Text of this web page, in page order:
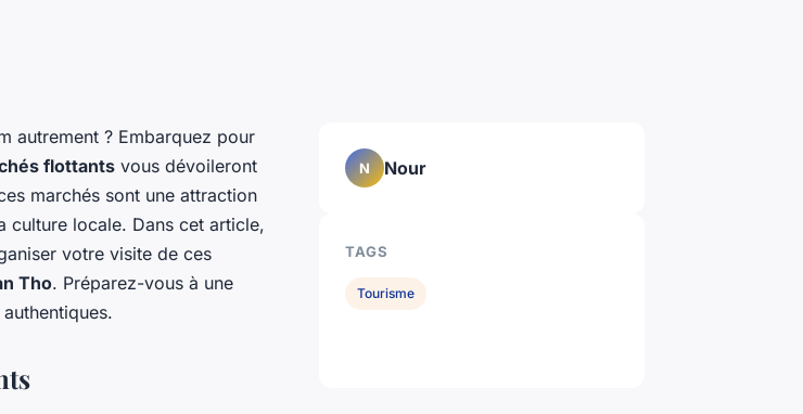
autrement ? Embarquez pour
flottants vous dévoileront
marchés sont une attraction
culture locale. Dans cet article,
votre visite de ces
Tho. Préparez-vous à une
N Nour
TAGS
Tourisme